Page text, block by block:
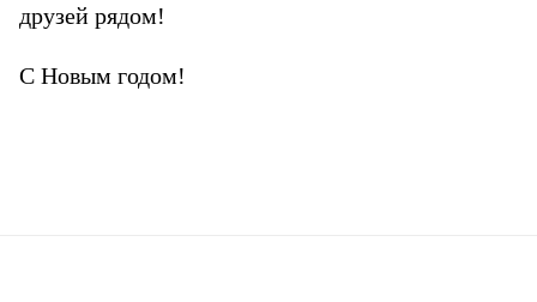
друзей рядом!
С Новым годом!